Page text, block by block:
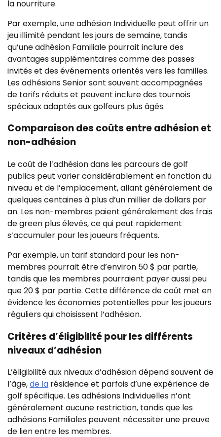
la nourriture.
Par exemple, une adhésion Individuelle peut offrir un
jeu illimité pendant les jours de semaine, tandis
qu’une adhésion Familiale pourrait inclure des
avantages supplémentaires comme des passes
invités et des événements orientés vers les familles.
Les adhésions Senior sont souvent accompagnées
de tarifs réduits et peuvent inclure des tournois
spéciaux adaptés aux golfeurs plus âgés.
Comparaison des coûts entre adhésion et
non-adhésion
Le coût de l’adhésion dans les parcours de golf
publics peut varier considérablement en fonction du
niveau et de l’emplacement, allant généralement de
quelques centaines à plus d’un millier de dollars par
an. Les non-membres paient généralement des frais
de green plus élevés, ce qui peut rapidement
s’accumuler pour les joueurs fréquents.
Par exemple, un tarif standard pour les non-
membres pourrait être d’environ 50 $ par partie,
tandis que les membres pourraient payer aussi peu
que 20 $ par partie. Cette différence de coût met en
évidence les économies potentielles pour les joueurs
réguliers qui choisissent l’adhésion.
Critères d’éligibilité pour les différents
niveaux d’adhésion
L’éligibilité aux niveaux d’adhésion dépend souvent de
l’âge,de la résidence et parfois d’une expérience de
golf spécifique. Les adhésions Individuelles n’ont
généralement aucune restriction, tandis que les
adhésions Familiales peuvent nécessiter une preuve
de lien entre les membres.